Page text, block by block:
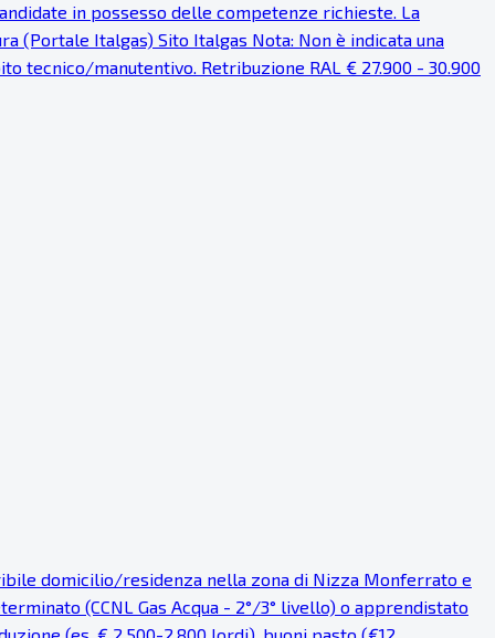
in possesso delle competenze richieste. La
(Portale Italgas) Sito Italgas Nota: Non è indicata una
tecnico/manutentivo. Retribuzione RAL € 27.900 - 30.900
domicilio/residenza nella zona di Nizza Monferrato e
(CCNL Gas Acqua - 2°/3° livello) o apprendistato
(es. € 2.500-2.800 lordi), buoni pasto (€12